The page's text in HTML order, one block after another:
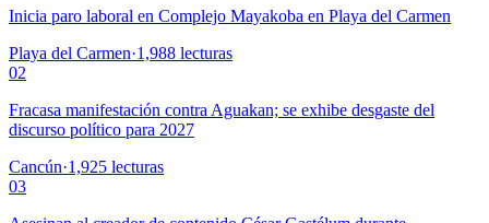
Inicia paro laboral en Complejo Mayakoba en Playa del Carmen
Playa del Carmen·1,988 lecturas
02
Fracasa manifestación contra Aguakan; se exhibe desgaste del
discurso político para 2027
Cancún·1,925 lecturas
03